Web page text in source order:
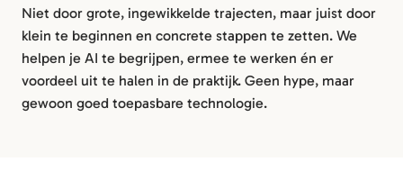
Niet door grote, ingewikkelde trajecten, maar juist door
klein te beginnen en concrete stappen te zetten. We
helpen je AI te begrijpen, ermee te werken én er
voordeel uit te halen in de praktijk. Geen hype, maar
gewoon goed toepasbare technologie.